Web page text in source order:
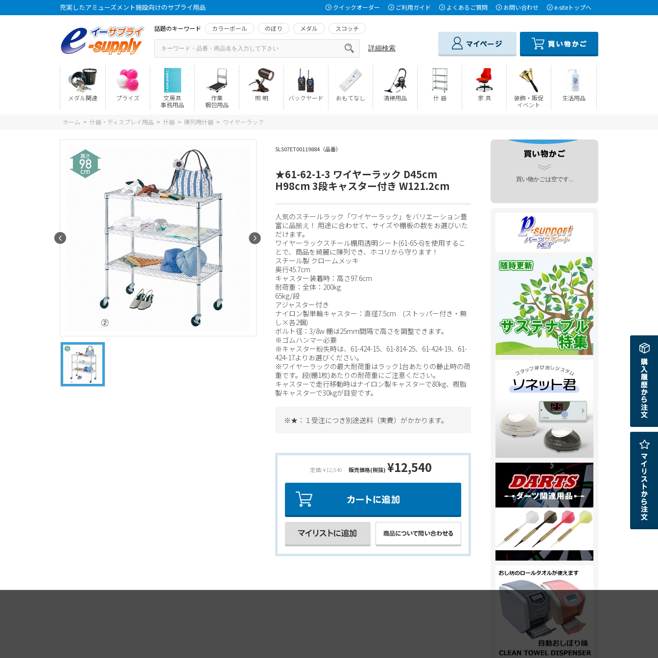
充実したアミューズメント施設向けのサプライ用品 クイックオーダー ご利用ガイド よくあるご質問 お問い合わせ e-siteトップへ
話題のキーワード カラーボール のぼり メダル スコッチ
詳細検索
メダル関連 プライズ
文房具
事務用品
作業
梱包用品
照 明 バックヤード おもてなし 清掃用品 什 器 家 具
装飾・販促
イベント
生活用品
ホーム > 什器・ディスプレイ用品 > 什器 > 陳列用什器 > ワイヤーラック
SLS07ET00119884（品番）
★61-62-1-3 ワイヤーラック D45cm
H98cm 3段キャスター付き W121.2cm
人気のスチールラック「ワイヤーラック」をバリエーション豊
富に品揃え！ 用途に合わせて、サイズや棚板の数をお選びいた
だけます。
ワイヤーラックスチール棚用透明シート(61-65-6)を使用するこ
とで、商品を綺麗に陳列でき、ホコリから守ります！
スチール製 クロームメッキ
奥行45.7cm
キャスター装着時：高さ97.6cm
耐荷重：全体：200kg
65kg/段
アジャスター付き
ナイロン製単輪キャスター：直径7.5cm (ストッパー付き・無
し×各2個)
ボルト径：3/8w 棚は25mm間隔で高さを調整できます。
※ゴムハンマー必要
※キャスター紛失時は、61-424-15、61-814-25、61-424-19、61-
424-17よりお選びください。
※ワイヤーラックの最大耐荷重はラック1台あたりの静止時の荷
重です。段(棚1枚)あたりの耐荷重にご注意ください。
キャスターで走行移動時はナイロン製キャスターで80kg、樹脂
製キャスターで30kgが目安です。
※★：１受注につき別途送料（実費）がかかります。
定価: ¥12,540 販売価格(税抜) ¥12,540
買い物かごは空です...